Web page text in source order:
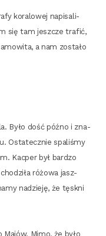
kora­lo­wej napi­sa­li­
się tam jesz­cze tra­fić,
a nam zosta­ło
Było dość póź­no i zna­
Osta­tecz­nie spa­li­śmy
Kac­per był bar­dzo
różo­wa jasz­
nadzie­ję, że tęsk­ni
Mimo, że było